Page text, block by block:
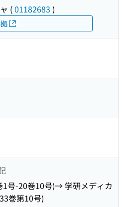
(01182683 )
1号-20巻10号)→ 学研メディカ
巻第10号)